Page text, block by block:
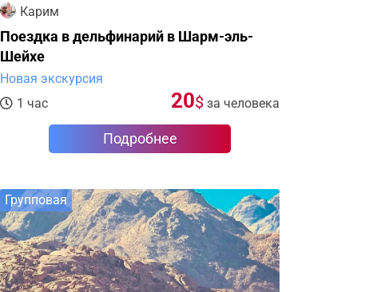
Карим
Поездка в дельфинарий в Шарм-эль-
Шейхе
Новая экскурсия
1 час
20$ за человека
Подробнее
Групповая